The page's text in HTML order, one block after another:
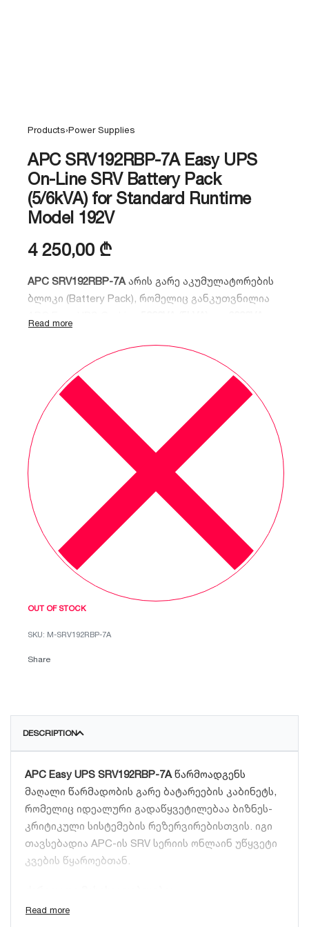
Products›Power Supplies
APC SRV192RBP-7A Easy UPS
On-Line SRV Battery Pack
(5/6kVA) for Standard Runtime
Model 192V
4 250,00 ₾
APC SRV192RBP-7A არის გარე აკუმულატორების
ბლოკი (Battery Pack), რომელიც განკუთვნილია
სისტემა და Rack-mount დიზაინი საშუალებას
გაძლევთ მნიშვნელოვნად გაზარდოთ თქვენი
სერვერების და IT ინფრასტრუქტურის
ავტონომიური მუშაობის დრო.
OUT OF STOCK
M-SRV192RBP-7A
Share
DESCRIPTION
APC Easy UPS SRV192RBP-7Aწარმოადგენს
მაღალი წარმადობის გარე ბატარეების კაბინეტს,
რომელიც იდეალური გადაწყვეტილებაა ბიზნეს-
კრიტიკული სისტემების რეზერვირებისთვის. იგი
თავსებადია APC-ის SRV სერიის ონლაინ უწყვეტი
კვების წყაროებთან.